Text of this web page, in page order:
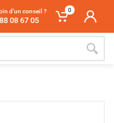
d'un conseil ?
08 67 05
0